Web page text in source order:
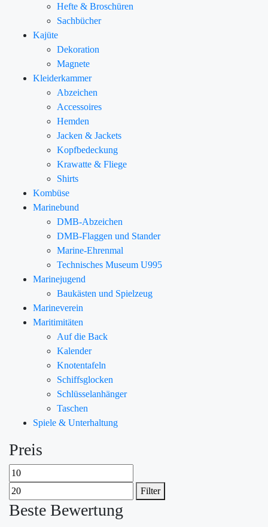
Hefte & Broschüren
Sachbücher
Kajüte
Dekoration
Magnete
Kleiderkammer
Abzeichen
Accessoires
Hemden
Jacken & Jackets
Kopfbedeckung
Krawatte & Fliege
Shirts
Kombüse
Marinebund
DMB-Abzeichen
DMB-Flaggen und Stander
Marine-Ehrenmal
Technisches Museum U995
Marinejugend
Baukästen und Spielzeug
Marineverein
Maritimitäten
Auf die Back
Kalender
Knotentafeln
Schiffsglocken
Schlüsselanhänger
Taschen
Spiele & Unterhaltung
Preis
Filter
Beste Bewertung